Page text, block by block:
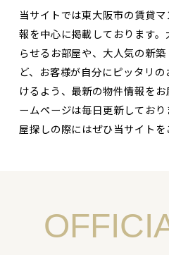
当サイトでは東大阪市の賃貸
報を中心に掲載しております
らせるお部屋や、大人気の新
ど、お客様が自分にピッタリ
けるよう、最新の物件情報を
ームページは毎日更新してお
屋探しの際にはぜひ当サイトを